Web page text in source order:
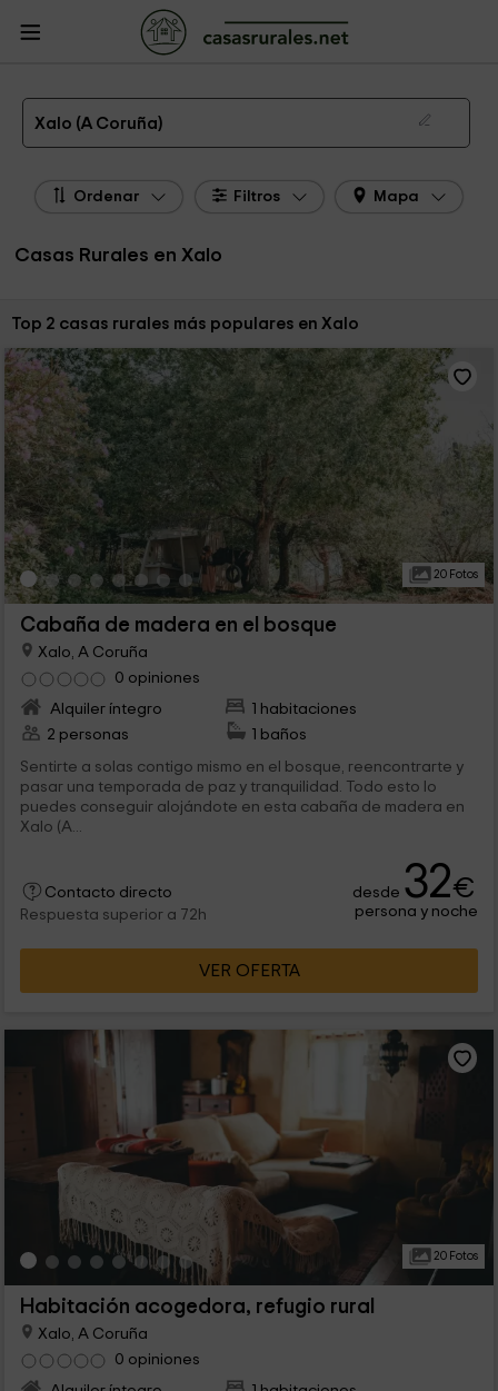
Casas Rurales
Coruña
Casas Rurales Xalo
Las 2 mejores casas rurales en Xalo de 2026
Xalo (A Coruña)
Ordenar Filtros Mapa
Casas Rurales en Xalo
Ordenar por:
Top 2 casas rurales más populares en Xalo
20 Fotos
Cabaña de madera en el bosque
Xalo, A Coruña
0 opiniones
Alquiler íntegro
1 habitaciones
2 personas
1 baños
Sentirte a solas contigo mismo en el bosque, reencontrarte y
pasar una temporada de paz y tranquilidad. Todo esto lo
puedes conseguir alojándote en esta cabaña de madera en
Xalo (A...
Contacto directo
Respuesta superior a 72h
desde 32€
persona y noche
VER OFERTA
20 Fotos
Habitación acogedora, refugio rural
Xalo, A Coruña
0 opiniones